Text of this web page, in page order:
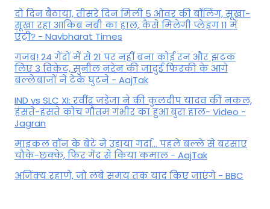
दो दिन बैठाया, तीसरे दिन मिली 5 ओवर की बॉलिंग, सूखा-
सूखा रहा आकिब नबी का हाल, कैसे मिलेगी प्लेइंग 11 में
एंट्री? - Navbharat Times
गजब! 24 गेंदों में से 21 पर नहीं बना कोई रन और झटक
लिए 3 विकेट, सुनील नरेन की जादुई फिरकी के आगे
बल्लेबाजों ने टेके घुटने - AajTak
IND vs SLC XI: रवींद्र जडेजा ने की कुलदीप यादव की नकल,
हंसते-हंसते कोच गौतम गंभीर का हुआ बुरा हाल- Video -
Jagran
माइकल वॉन के बेटे ने उड़ाया गर्दा... पहले बल्ले से बरसाए
चौके-छक्के, फिर गेंद से किया कमाल - AajTak
अजिंक्य रहाणे, जो लंबे समय तक याद किए जाएंगे - BBC